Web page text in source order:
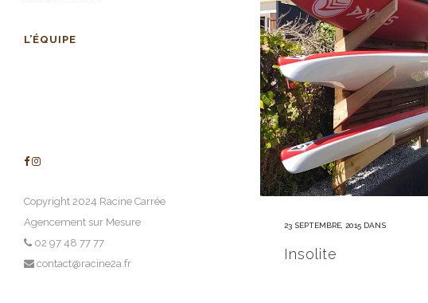
L’ÉQUIPE
Copyright 2024 Racine Carrée
Agencement sur Mesure
02 97 48 77 77
contact@racine2a.fr
23 SEPTEMBRE, 2015 DANS
Insolite